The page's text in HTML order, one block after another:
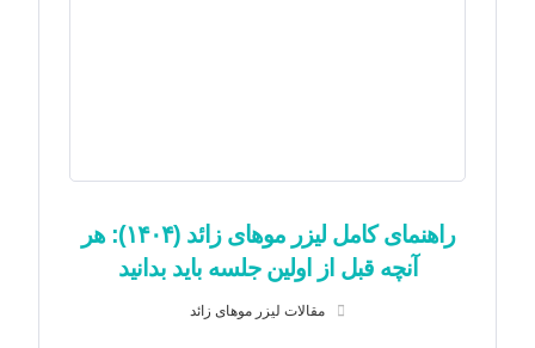
راهنمای کامل لیزر موهای زائد (۱۴۰۴): هر
آنچه قبل از اولین جلسه باید بدانید
مقالات لیزر موهای زائد